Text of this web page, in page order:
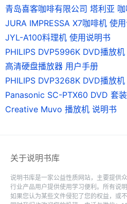
青岛喜客咖啡有限公司 塔利亚
JURA IMPRESSA X7咖啡机 使
JYL-A100料理机 使用说明书
PHILIPS DVP5996K DVD播放机
高清硬盘播放器 用户手册
PHILIPS DVP3268K DVD播放机
Panasonic SC-PTX60 DVD 套
Creative Muvo 播放机 说明书
关于说明书库
说明书库是一家公益性质网站，主要提供
行业产品用户提供使用学习便利。所有说
如果您认为某些文件侵犯了您的权益，或